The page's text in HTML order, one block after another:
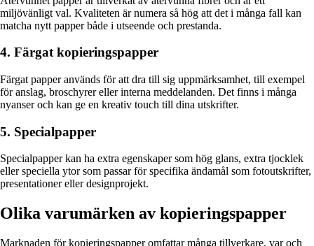
miljövänligt val. Kvaliteten är numera så hög att det i många fall kan
matcha nytt papper både i utseende och prestanda.
4. Färgat kopieringspapper
Färgat papper används för att dra till sig uppmärksamhet, till exempel
för anslag, broschyrer eller interna meddelanden. Det finns i många
nyanser och kan ge en kreativ touch till dina utskrifter.
5. Specialpapper
Specialpapper kan ha extra egenskaper som hög glans, extra tjocklek
eller speciella ytor som passar för specifika ändamål som fotoutskrifter,
presentationer eller designprojekt.
Olika varumärken av kopieringspapper
Marknaden för kopieringspapper omfattar många tillverkare, var och